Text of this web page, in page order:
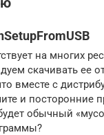
на многих
скачивать ее
вместе с
и посторонние
обычный